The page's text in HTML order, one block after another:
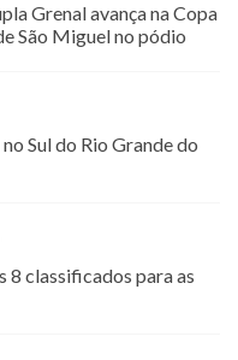
Grenal avança na Copa
São Miguel no pódio
Sul do Rio Grande do
8 classificados para as